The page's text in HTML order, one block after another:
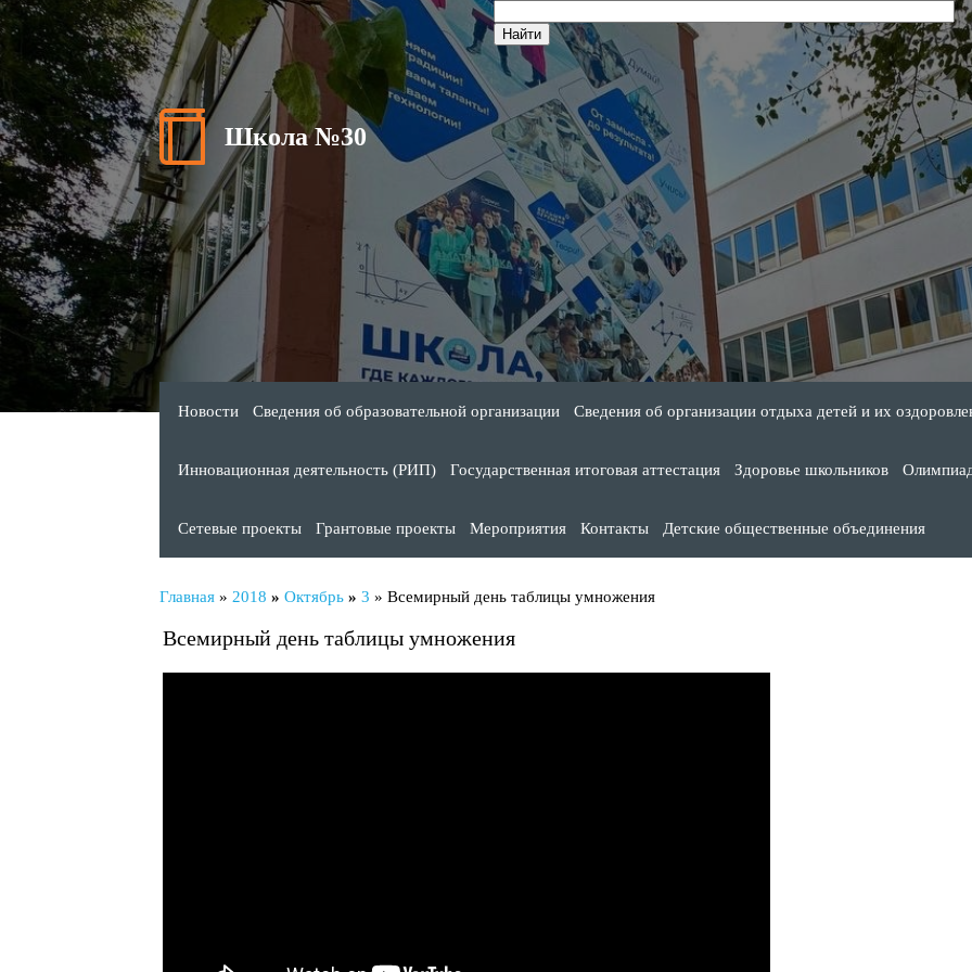
Школа №30
Новости Сведения об образовательной организации Сведения об организации отдыха детей и их
Инновационная деятельность (РИП) Государственная итоговая аттестация Здоровье школьников
Сетевые проекты Грантовые проекты Мероприятия Контакты Детские общественные объединения
Главная » 2018 » Октябрь » 3 » Всемирный день таблицы умножения
Всемирный день таблицы умножения